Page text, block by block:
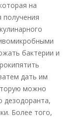
на
получения
бактерии и
дать им
можно
дезодоранта,
Более того,